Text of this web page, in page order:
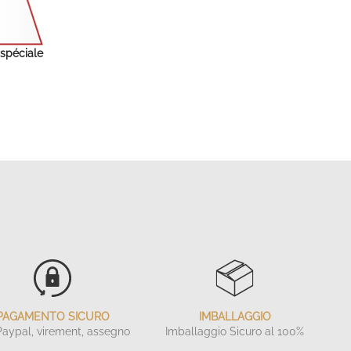
SICURO
virement, assegno
IMBALLAGGIO
Imballaggio Sicuro al 100%